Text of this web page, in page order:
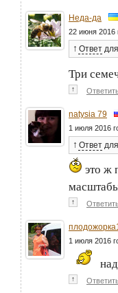
Неда-да
22 июня 2016
↑ Ответ для
Три
↑
natysia 79
1 июля 2016
↑ Ответ для
это ж
↑
1 июля 2016
↑